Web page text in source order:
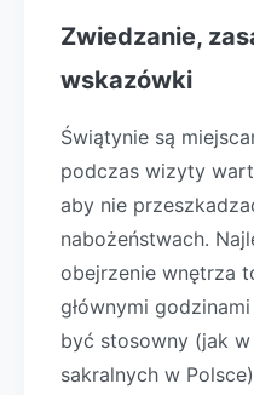
Zwiedzanie,
wskazówki
Świątynie są
podczas wizyty
aby nie
nabożeństwach.
obejrzenie wnętrza
głównymi
być stosowny (jak
sakralnych w